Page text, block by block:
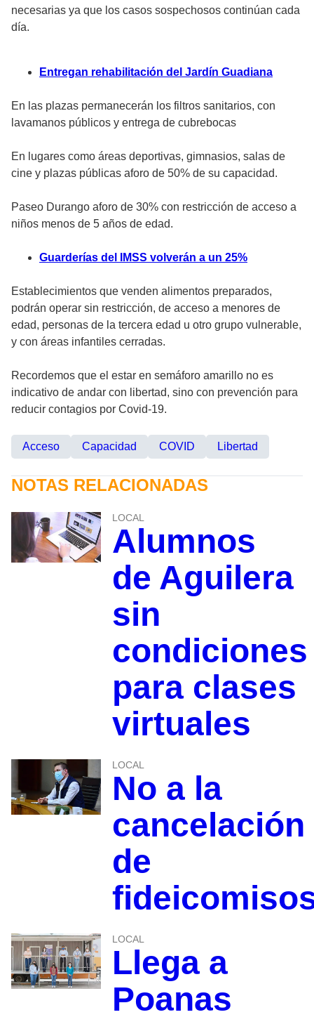
necesarias ya que los casos sospechosos continúan cada
día.
Entregan rehabilitación del Jardín Guadiana
En las plazas permanecerán los filtros sanitarios, con
lavamanos públicos y entrega de cubrebocas
En lugares como áreas deportivas, gimnasios, salas de
cine y plazas públicas aforo de 50% de su capacidad.
Paseo Durango aforo de 30% con restricción de acceso a
niños menos de 5 años de edad.
Guarderías del IMSS volverán a un 25%
Establecimientos que venden alimentos preparados,
podrán operar sin restricción, de acceso a menores de
edad, personas de la tercera edad u otro grupo vulnerable,
y con áreas infantiles cerradas.
Recordemos que el estar en semáforo amarillo no es
indicativo de andar con libertad, sino con prevención para
reducir contagios por Covid-19.
Acceso Capacidad COVID Libertad
NOTAS RELACIONADAS
LOCAL
Alumnos
de Aguilera
sin
condiciones
para clases
virtuales
LOCAL
No a la
cancelación
de
LOCAL
Llega a
Poanas